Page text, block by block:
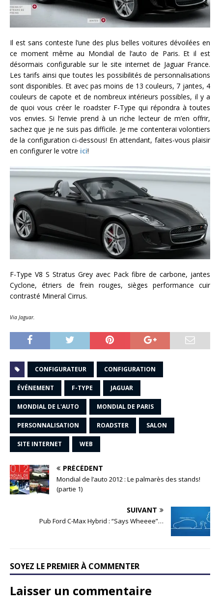
Il est sans conteste l’une des plus belles voitures dévoilées en
ce moment même au Mondial de l’auto de Paris. Et il est
désormais configurable sur le site internet de Jaguar France.
Les tarifs ainsi que toutes les possibilités de personnalisations
sont disponibles. Et avec pas moins de 13 couleurs, 7 jantes, 4
couleurs de capote et de nombreux intérieurs possibles, il y a
de quoi vous créer le roadster F-Type qui répondra à toutes
vos envies. Si l’envie prend à un riche lecteur de m’en offrir,
sachez que je ne suis pas difficile. Je me contenterai volontiers
de la configuration ci-dessous! En attendant, faites-vous plaisir
en configurer le votre ici!
F-Type V8 S Stratus Grey avec Pack fibre de carbone, jantes
Cyclone, étriers de frein rouges, sièges performance cuir
contrasté Mineral Cirrus.
Via Jaguar.
CONFIGURATEUR CONFIGURATION
ÉVÉNEMENT F-TYPE JAGUAR
MONDIAL DE L'AUTO MONDIAL DE PARIS
PERSONNALISATION ROADSTER SALON
SITE INTERNET WEB
PRÉCÉDENT
Mondial de l’auto 2012 : Le palmarès des stands!
(partie 1)
SUIVANT
Pub Ford C-Max Hybrid : “Says Wheeee”…
SOYEZ LE PREMIER À COMMENTER
Laisser un commentaire